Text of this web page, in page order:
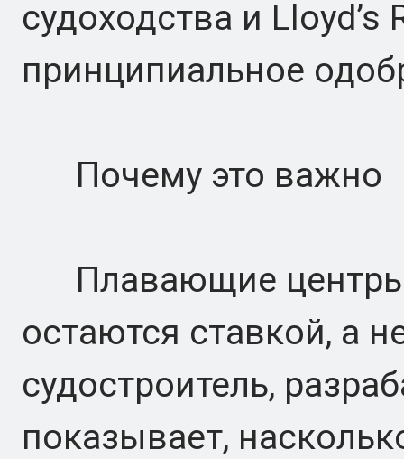
судоходства и
принципиальное
Почему это важно
Плавающие центры
остаются ставкой, а
судостроитель,
показывает,